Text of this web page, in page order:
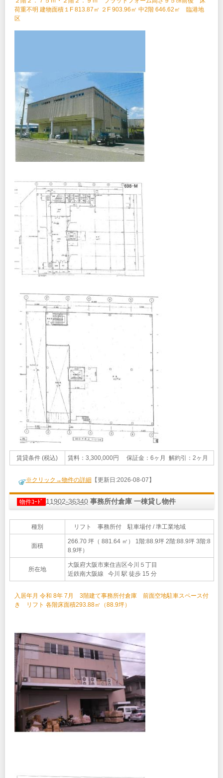
荷重不明 建物面積１F 813.87㎡ ２F 903.96㎡ 中2階 646.62㎡ 臨港地
区
賃貸条件 (税込) 賃料：3,300,000円 保証金：6ヶ月 解約引：2ヶ月
※クリック→物件の詳細 【更新日:2026-08-07】
物件ｺｰﾄﾞ 11902-36340 事務所付倉庫 一棟貸し物件
種別 リフト 事務所付 駐車場付 / 準工業地域
面積
266.70 坪（ 881.64 ㎡）
1階:88.9坪 2階:88.9坪 3階:8
8.9坪）
所在地
大阪府大阪市東住吉区今川５丁目
近鉄南大阪線 今川 駅 徒歩 15 分
入居年月 令和 8年 7月 3階建て事務所付倉庫 前面空地駐車スペース付
き リフト 各階床面積293.88㎡（88.9坪）